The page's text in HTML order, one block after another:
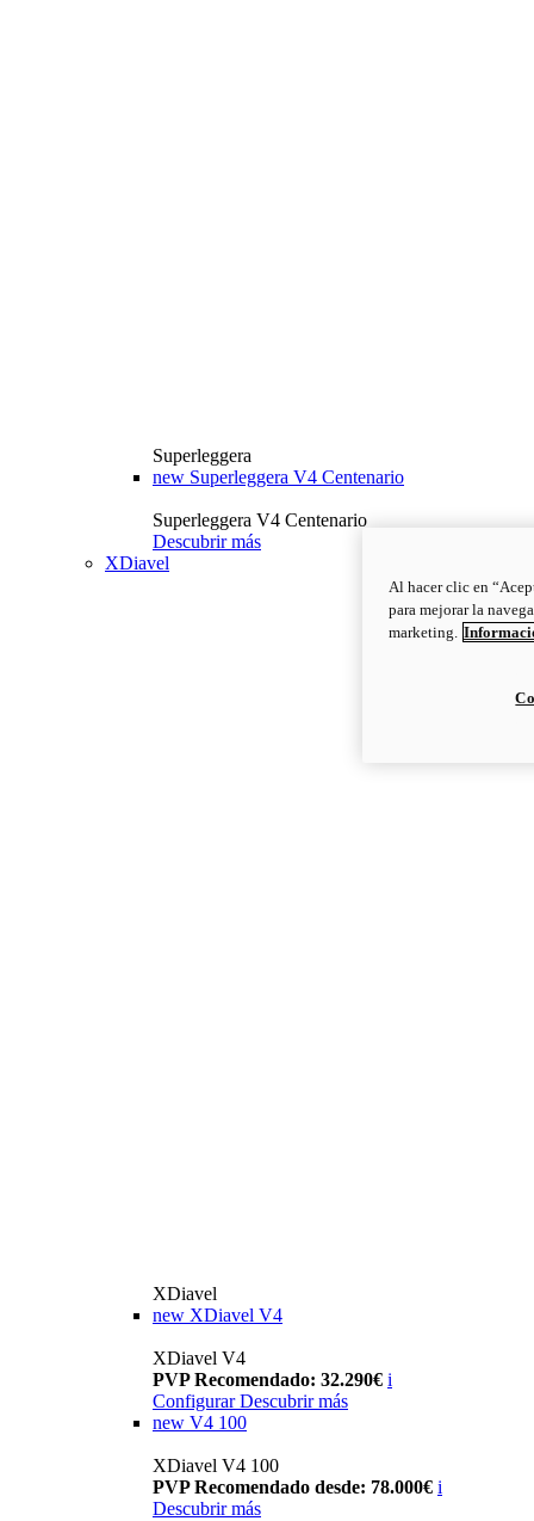
Superleggera
new Superleggera V4 Centenario
Superleggera V4 Centenario
Descubrir más
XDiavel
XDiavel
new XDiavel V4
XDiavel V4
PVP Recomendado: 32.290€ i
Configurar Descubrir más
new V4 100
XDiavel V4 100
PVP Recomendado desde: 78.000€ i
Descubrir más
Al hacer clic en
para mejorar la
marketing.